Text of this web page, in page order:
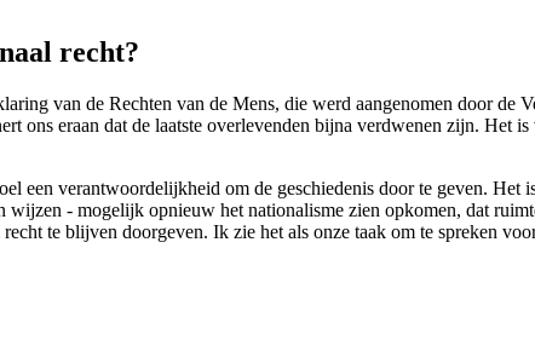
recht?
van de Rechten van de Mens, die werd aangenomen door de
eraan dat de laatste overlevenden bijna verdwenen zijn. Het is
een verantwoordelijkheid om de geschiedenis door te geven. Het
- mogelijk opnieuw het nationalisme zien opkomen, dat
te blijven doorgeven. Ik zie het als onze taak om te spreken